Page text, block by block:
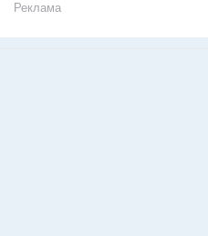
Реклама